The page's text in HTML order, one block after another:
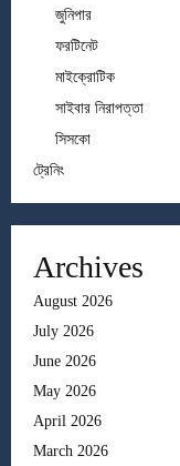
জুনিপার
ফরটিনেট
মাইক্রোটিক
সাইবার নিরাপত্তা
সিসকো
ট্রেনিং
Archives
August 2026
July 2026
June 2026
May 2026
April 2026
March 2026